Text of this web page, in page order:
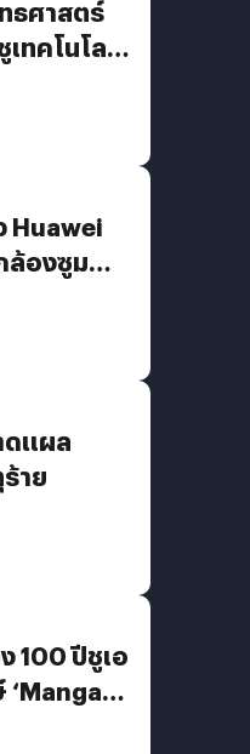
ธศาสตร์
ทคโนโลยี
Huawei
ล้องซูม
ดแผล
าย
100 ปีชูเอ
‘Manga